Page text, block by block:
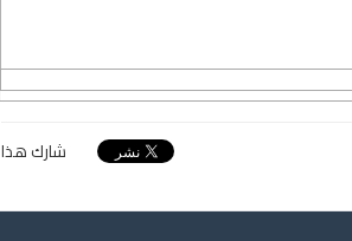
شارك هذا